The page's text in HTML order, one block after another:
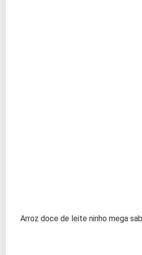
Arroz doce de leite ninho mega